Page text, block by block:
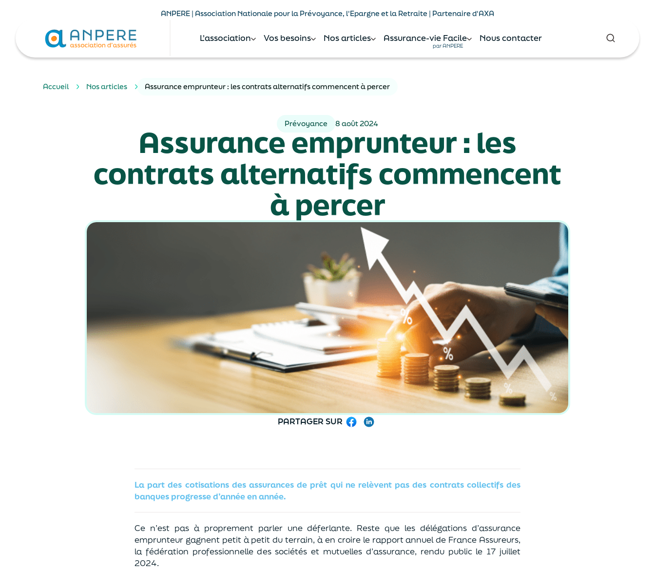
ANPERE | Association Nationale pour la Prévoyance, l'Epargne et la Retraite | Partenaire d'AXA
L'association Vos besoins Nos articles Assurance-vie Facile
par ANPERE
Nous contacter
Accueil Nos articles Assurance emprunteur : les contrats alternatifs commencent à percer
Prévoyance 8 août 2024
Assurance emprunteur : les
contrats alternatifs commencent
à percer
PARTAGER SUR Facebook
La part des cotisations desassurances de prêt qui ne relèvent pas des contrats collectifsdes
banques progressed’année en année.
Ce n’est pas à proprement parler une déferlante. Reste que les délégations d’assurance
emprunteur gagnent petit à petitdu terrain, à en croire le rapport annuel de France Assureurs,
la fédération professionnelle des sociétés et mutuelles d’assurance, rendu public le 17 juillet
2024.